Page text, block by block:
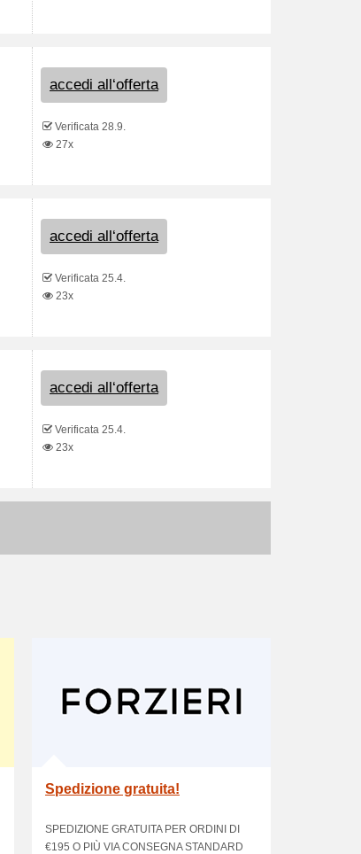
accedi all‘offerta
Verificata 28.9.
27x
accedi all‘offerta
Verificata 25.4.
23x
accedi all‘offerta
Verificata 25.4.
23x
Spedizione gratuita!
SPEDIZIONE GRATUITA PER ORDINI DI
€195 O PIÙ VIA CONSEGNA STANDARD